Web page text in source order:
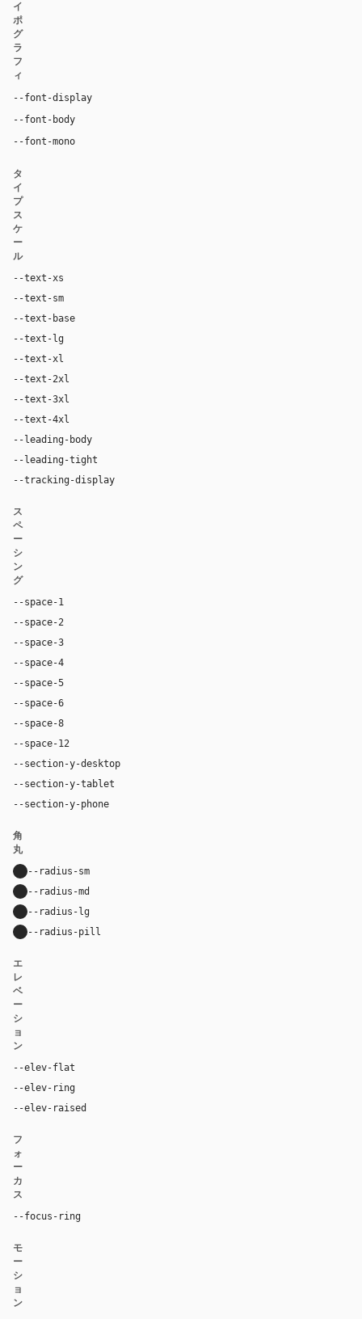
イ
ポ
グ
ラ
フ
ィ
--font-display
--font-body
--font-mono
タ
イ
プ
ス
ケ
ー
ル
--text-xs
--text-sm
--text-base
--text-lg
--text-xl
--text-2xl
--text-3xl
--text-4xl
--leading-body
--leading-tight
--tracking-display
ス
ペ
ー
シ
ン
グ
--space-1
--space-2
--space-3
--space-4
--space-5
--space-6
--space-8
--space-12
--section-y-desktop
--section-y-tablet
--section-y-phone
角
丸
--radius-sm
--radius-md
--radius-lg
--radius-pill
エ
レ
ベ
ー
シ
ョ
ン
--elev-flat
--elev-ring
--elev-raised
フ
ォ
ー
カ
ス
--focus-ring
モ
ー
シ
ョ
ン